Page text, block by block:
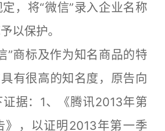
，将“微信”录入企业名称
以保护。
商标及作为知名商品的特
有很高的知名度，原告向
据：1、《腾讯2013年第
》，以证明2013年第一季